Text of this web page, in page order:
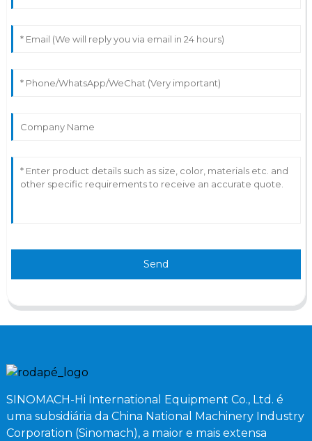
Send
SINOMACH-Hi International Equipment Co., Ltd. é
uma subsidiária da China National Machinery Industry
Corporation (Sinomach), a maior e mais extensa